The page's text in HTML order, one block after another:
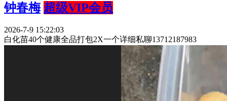
钟春梅 超级VIP会员
2026-7-9 15:22:03
白化苗40个健康全品打包2X一个详细私聊13712187983